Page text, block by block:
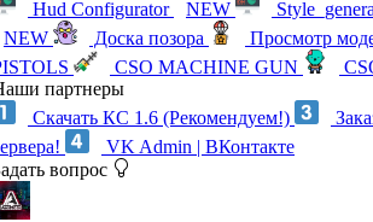
Hud Configurator NEW
NEW
Доска позора Просмотр
CSO MACHINE GUN
партнеры
Скачать КС 1.6 (Рекомендуем!)
VK Admin | ВКонтакте
вопрос